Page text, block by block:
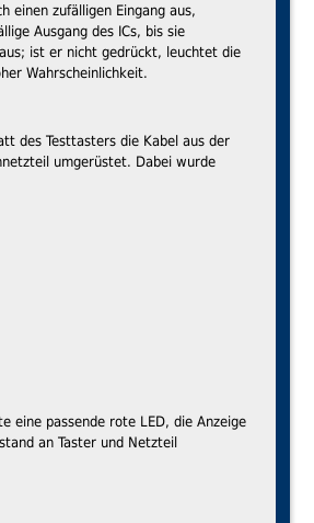
einen zufälligen Eingang aus,
Ausgang des ICs, bis sie
ist er nicht gedrückt, leuchtet die
Wahrscheinlichkeit.
des Testtasters die Kabel aus der
umgerüstet. Dabei wurde
eine passende rote LED, die Anzeige
an Taster und Netzteil